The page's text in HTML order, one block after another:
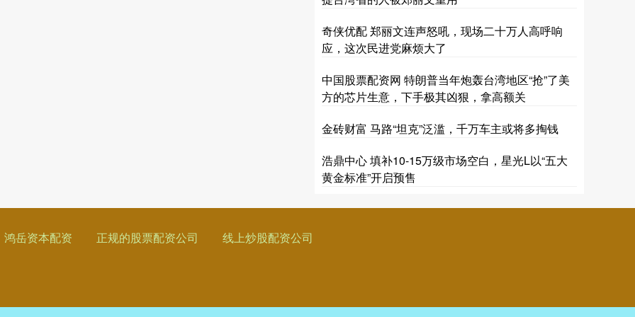
奇侠优配 郑丽文连声怒吼，现场二十万人高呼响
应，这次民进党麻烦大了
中国股票配资网 特朗普当年炮轰台湾地区“抢”了美
方的芯片生意，下手极其凶狠，拿高额关
金砖财富 马路“坦克”泛滥，千万车主或将多掏钱
浩鼎中心 填补10-15万级市场空白，星光L以“五大
黄金标准”开启预售
鸿岳资本配资 正规的股票配资公司 线上炒股配资公司